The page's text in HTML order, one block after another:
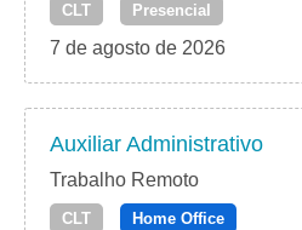
CLT Presencial
7 de agosto de 2026
Auxiliar Administrativo
Trabalho Remoto
CLT Home Office